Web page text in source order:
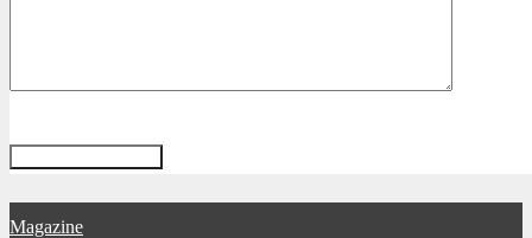
Magazine